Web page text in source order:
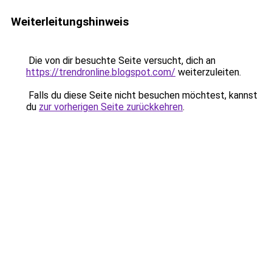
Weiterleitungshinweis
Die von dir besuchte Seite versucht, dich an
https://trendronline.blogspot.com/ weiterzuleiten.
Falls du diese Seite nicht besuchen möchtest, kannst
du zur vorherigen Seite zurückkehren.